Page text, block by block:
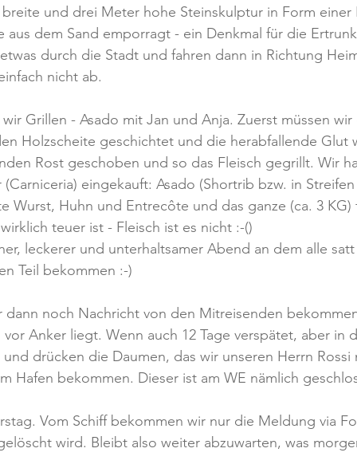
und drei Meter hohe Steinskulptur in Form
aus dem Sand emporragt - ein Denkmal für die
durch die Stadt und fahren dann in Richtung
nicht ab.
Grillen - Asado mit Jan und Anja. Zuerst müssen
Holzscheite geschichtet und die herabfallende Glut
Rost geschoben und so das Fleisch gegrillt. Wir
eingekauft: Asado (Shortrib bzw. in
Wurst, Huhn und Entrecôte und das ganze (ca. 3
teuer ist - Fleisch ist es nicht :-()
leckerer und unterhaltsamer Abend an dem alle
Teil bekommen :-)
dann noch Nachricht von den Mitreisenden
vor Anker liegt. Wenn auch 12 Tage verspätet, aber in
drücken die Daumen, das wir unseren Herrn
Hafen bekommen. Dieser ist am WE nämlich
Vom Schiff bekommen wir nur die Meldung via
wird. Bleibt also weiter abzuwarten, was